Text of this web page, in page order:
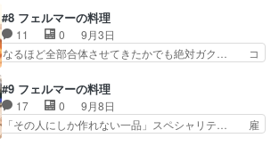
脇役かと思ってたら誰よ… 賄いなのに手間かかる
な。次は坊主を倒す感… さすが皆さん、料理人だ
けあって食レポがう…
ものはベタだけどやはり面白いよね。味… いやー
ーーずっとおもろいなこのアニメ。話… 勝てるの
は1品だろうけどどこで勝つんだろ… 休日の朝メ
シを食べながらの視聴したいのは… ライバルと共
味があって良いですね。料理… 孫六、いい人とい
うより若いな。武蔵さんも… 揚げて挟んだサンド
イッチあるよね。エント…
#8 フェルマーの料理
11 0
9月3日
なるほど全部合体させてきたかでも絶対ガク… コ
の学食にあった、トンカツ出汁茶漬けが… 食戟の
ソーマでも途中でスープ足す料理あっ… あの頃の
香港はもうない。精神攻撃は基本で… 凄い飯テロ
回でしたが、クスクスが気になっ… 前菜・スー
#9 フェルマーの料理
17 0
9月8日
「その人にしか作れない一品」スペシャリテ… 雇